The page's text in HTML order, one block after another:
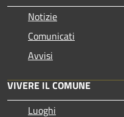
Notizie
Comunicati
Avvisi
VIVERE IL COMUNE
Luoghi